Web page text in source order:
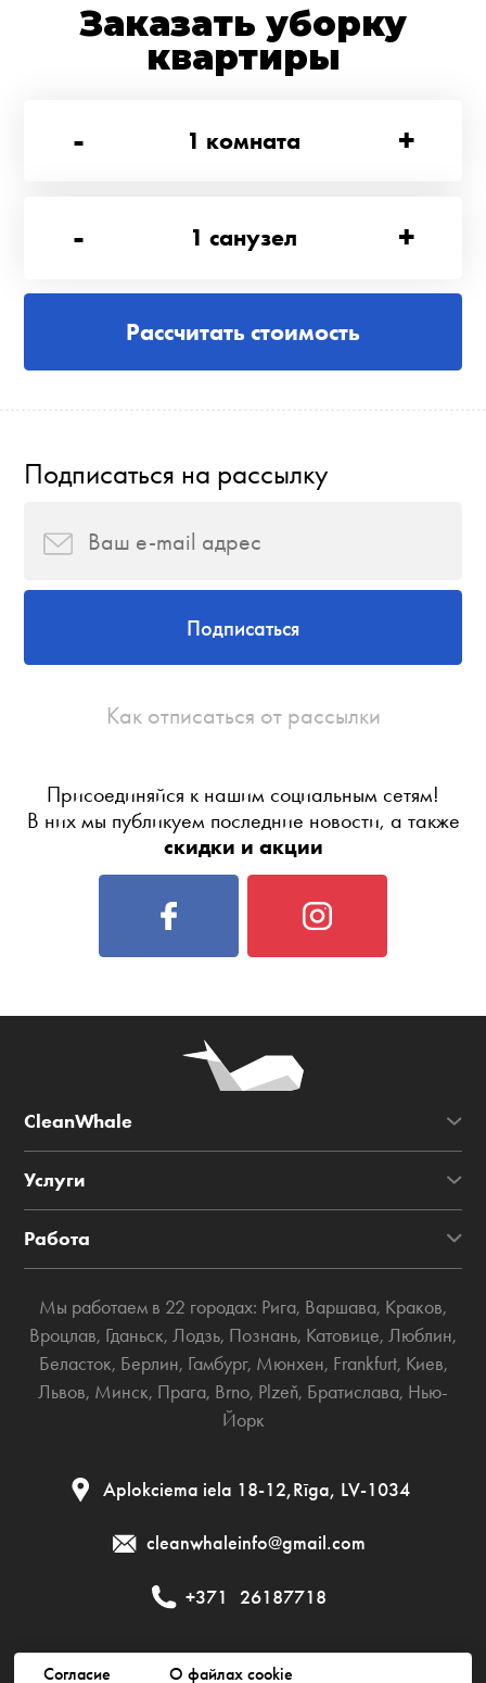
Согласие О файлах cookie
Заказать уборку
квартиры
-
1 комната +
- 1 санузел +
Рассчитать стоимость
Подписаться на рассылку
Подписаться
Как отписаться от рассылки
Присоединяйся к нашим социальным сетям!
В них мы публикуем последние новости, а также
скидки и акции
CleanWhale
Услуги
Работа
Мы работаем в 22 городах: Рига, Варшава, Краков,
Вроцлав, Гданьск, Лодзь, Познань, Катовице, Люблин,
Беласток, Берлин, Гамбург, Мюнхен, Frankfurt, Киев,
Львов, Минск, Прага, Brno, Plzeň, Братислава, Нью-
Йорк
Aplokciema iela 18-12,Rīga, LV-1034
cleanwhaleinfo@gmail.com
+371 26187718
Публичный договор Политика приватности